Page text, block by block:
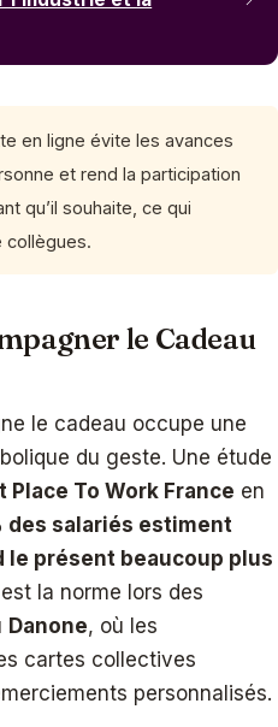
en ligne évite les avances
et rend la participation
qu’il souhaite, ce qui
collègues.
le Cadeau
le cadeau occupe une
du geste. Une étude
Place To Work France en
des salariés estiment
le présent beaucoup plus
la norme lors des
Danone, où les
cartes collectives
personnalisés.